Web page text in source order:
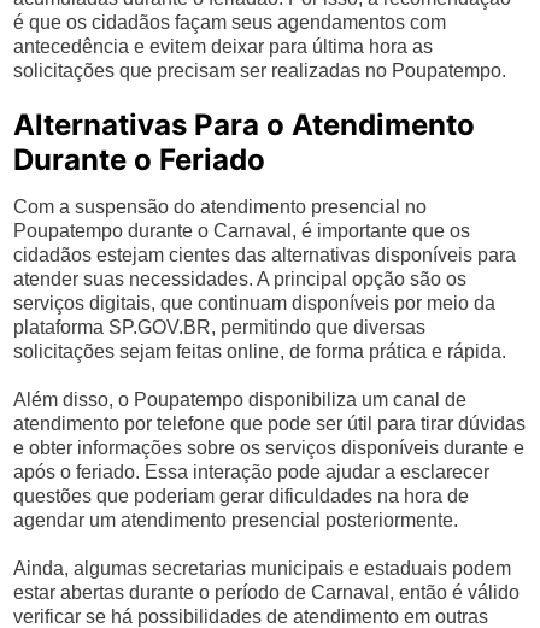
é que os cidadãos façam seus agendamentos com
antecedência e evitem deixar para última hora as
solicitações que precisam ser realizadas no Poupatempo.
Alternativas Para o Atendimento
Durante o Feriado
Com a suspensão do atendimento presencial no
Poupatempo durante o Carnaval, é importante que os
cidadãos estejam cientes das alternativas disponíveis para
atender suas necessidades. A principal opção são os
serviços digitais, que continuam disponíveis por meio da
plataforma SP.GOV.BR, permitindo que diversas
solicitações sejam feitas online, de forma prática e rápida.
Além disso, o Poupatempo disponibiliza um canal de
atendimento por telefone que pode ser útil para tirar dúvidas
e obter informações sobre os serviços disponíveis durante e
após o feriado. Essa interação pode ajudar a esclarecer
questões que poderiam gerar dificuldades na hora de
agendar um atendimento presencial posteriormente.
Ainda, algumas secretarias municipais e estaduais podem
estar abertas durante o período de Carnaval, então é válido
verificar se há possibilidades de atendimento em outras